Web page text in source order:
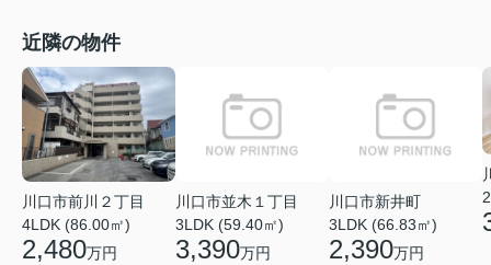
近隣の物件
川口市前川２丁目
4LDK (86.00㎡)
2,480万円
川口市並木１丁目
3LDK (59.40㎡)
3,390万円
川口市新井町
3LDK (66.83㎡)
2,390万円